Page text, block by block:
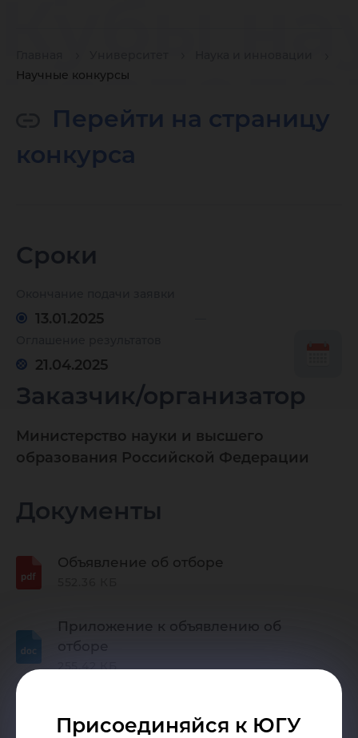
Научные конкурсы
Кубы
рамках
и
научно-
Присоединяйся к ЮГУ
Перейти на страницу
конкурса
Сроки
13.01.2025
21.04.2025
Заказчик/организатор
Министерство науки и высшего
образования Российской Федерации
Документы
Объявление об отборе
Приложение к объявлению об
отборе
255.42 КБ